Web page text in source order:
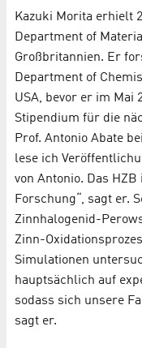
Kazuki Morita erhielt
Department of
Großbritannien. Er
Department of
USA, bevor er im Mai
Stipendium für die
Prof. Antonio Abate
lese ich
von Antonio. Das
Forschung“, sagt er.
Zinnhalogenid-
Zinn-
Simulationen
hauptsächlich auf
sodass sich unsere
sagt er.